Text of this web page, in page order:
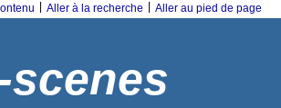
Aller à la recherche Aller au pied de page